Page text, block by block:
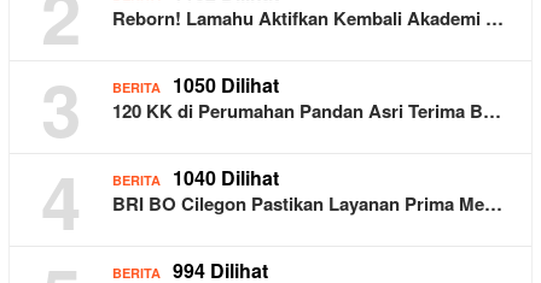
Reborn! Lamahu Aktifkan Kembali Akademi …
3 BERITA 1050 Dilihat
120 KK di Perumahan Pandan Asri Terima B…
4 BERITA 1040 Dilihat
BRI BO Cilegon Pastikan Layanan Prima Me…
BERITA 994 Dilihat